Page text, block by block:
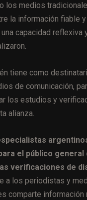
los medios
la información fiable
capacidad reflexiva
tiene como
de comunicación,
los estudios y
alianza.
el público general
verificaciones de
a los periodistas y
comparte información